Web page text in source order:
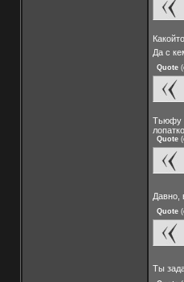
Да с
Quote (
Тьюфу
Quote (
Давно,
Quote (
Ты